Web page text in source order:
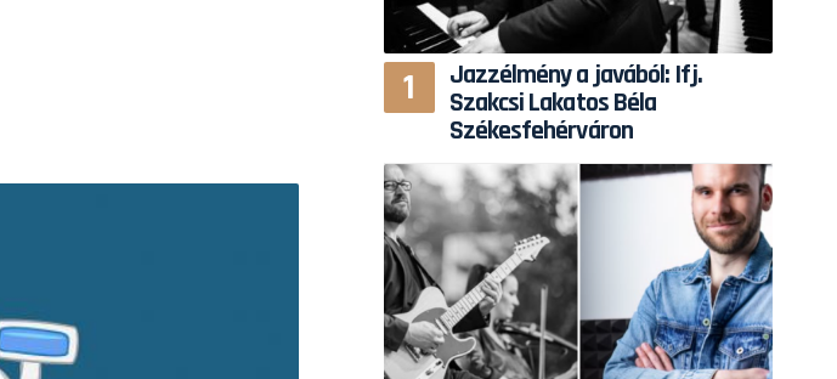
Jazzélmény a javából: Ifj.
Szakcsi Lakatos Béla
Székesfehérváron